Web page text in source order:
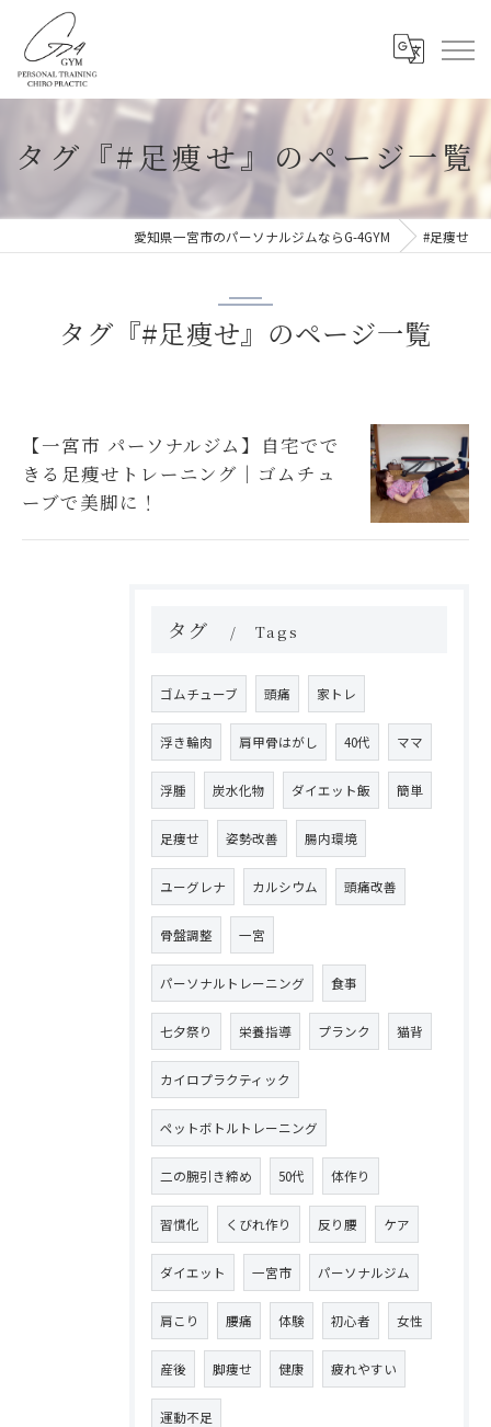
タグ『#足痩せ』のページ一覧
愛知県一宮市のパーソナルジムならG-4GYM #足痩せ
タグ『#足痩せ』のページ一覧
【一宮市 パーソナルジム】自宅でで
きる足痩せトレーニング｜ゴムチュ
ーブで美脚に！
タグ Tags
ゴムチューブ 頭痛 家トレ
浮き輪肉 肩甲骨はがし 40代 ママ
浮腫 炭水化物 ダイエット飯 簡単
足痩せ 姿勢改善 腸内環境
ユーグレナ カルシウム 頭痛改善
骨盤調整 一宮
パーソナルトレーニング 食事
七夕祭り 栄養指導 プランク 猫背
カイロプラクティック
ペットボトルトレーニング
二の腕引き締め 50代 体作り
習慣化 くびれ作り 反り腰 ケア
ダイエット 一宮市 パーソナルジム
肩こり 腰痛 体験 初心者 女性
産後 脚痩せ 健康 疲れやすい
運動不足